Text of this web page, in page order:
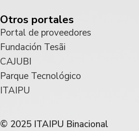
Otros portales
Portal de proveedores
Fundación Tesãi
CAJUBI
Parque Tecnológico
ITAIPU
© 2025 ITAIPU Binacional